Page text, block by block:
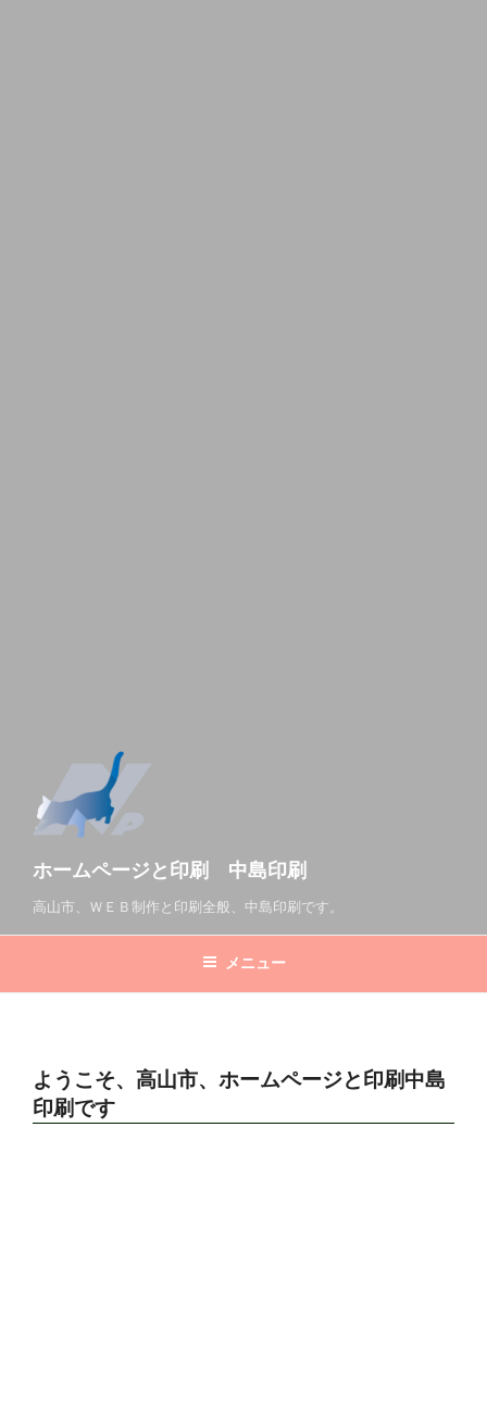
ホームページと印刷 中島印刷
高山市、ＷＥＢ制作と印刷全般、中島印刷です。
メニュー
ようこそ、高山市、ホームページと印刷中島
印刷です